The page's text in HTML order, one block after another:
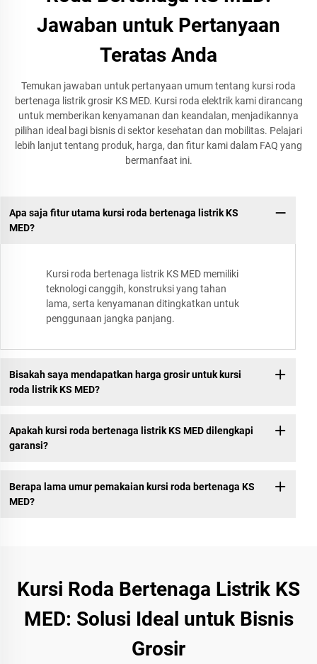
Jawaban untuk Pertanyaan
Teratas Anda
Temukan jawaban untuk pertanyaan umum tentang kursi roda
bertenaga listrik grosir KS MED. Kursi roda elektrik kami dirancang
untuk memberikan kenyamanan dan keandalan, menjadikannya
pilihan ideal bagi bisnis di sektor kesehatan dan mobilitas. Pelajari
lebih lanjut tentang produk, harga, dan fitur kami dalam FAQ yang
bermanfaat ini.
Apa saja fitur utama kursi roda bertenaga listrik KS
MED?
Kursi roda bertenaga listrik KS MED memiliki
teknologi canggih, konstruksi yang tahan
lama, serta kenyamanan ditingkatkan untuk
penggunaan jangka panjang.
Bisakah saya mendapatkan harga grosir untuk kursi
roda listrik KS MED?
Apakah kursi roda bertenaga listrik KS MED dilengkapi
garansi?
Berapa lama umur pemakaian kursi roda bertenaga KS
MED?
Kursi Roda Bertenaga Listrik KS
MED: Solusi Ideal untuk Bisnis
Grosir